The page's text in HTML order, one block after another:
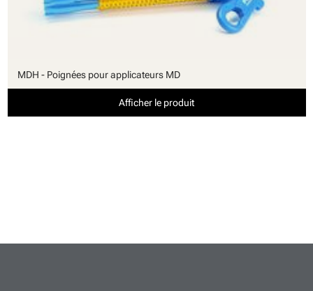
MDH - Poignées pour applicateurs MD
Afficher le produit